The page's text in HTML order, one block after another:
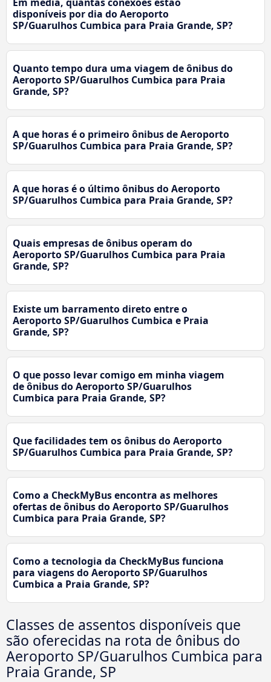
disponíveis por dia do Aeroporto
SP/Guarulhos Cumbica para Praia Grande, SP?
Quanto tempo dura uma viagem de ônibus do
Aeroporto SP/Guarulhos Cumbica para Praia
Grande, SP?
A que horas é o primeiro ônibus de Aeroporto
SP/Guarulhos Cumbica para Praia Grande, SP?
A que horas é o último ônibus do Aeroporto
SP/Guarulhos Cumbica para Praia Grande, SP?
Quais empresas de ônibus operam do
Aeroporto SP/Guarulhos Cumbica para Praia
Grande, SP?
Existe um barramento direto entre o
Aeroporto SP/Guarulhos Cumbica e Praia
Grande, SP?
O que posso levar comigo em minha viagem
de ônibus do Aeroporto SP/Guarulhos
Cumbica para Praia Grande, SP?
Que facilidades tem os ônibus do Aeroporto
SP/Guarulhos Cumbica para Praia Grande, SP?
Como a CheckMyBus encontra as melhores
ofertas de ônibus do Aeroporto SP/Guarulhos
Cumbica para Praia Grande, SP?
Como a tecnologia da CheckMyBus funciona
para viagens do Aeroporto SP/Guarulhos
Cumbica a Praia Grande, SP?
Classes de assentos disponíveis que
são oferecidas na rota de ônibus do
Aeroporto SP/Guarulhos Cumbica para
Praia Grande, SP